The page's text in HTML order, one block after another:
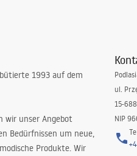
1993 auf dem
wir unser Angebot
Bedürfnissen um neue,
Produkte. Wir
ul.
15-
NIP